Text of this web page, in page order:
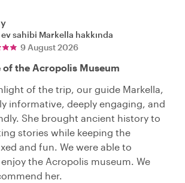
sahibi Markella hakkında
9 August 2026
of the Acropolis Museum
of the trip, our guide Markella,
informative, deeply engaging, and
She brought ancient history to
stories while keeping the
and fun. We were able to
the Acropolis museum. We
her.